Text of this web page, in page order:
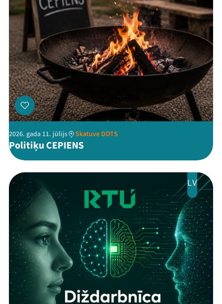
Mana programma
Programma
Arhīvs
Viņi bija LAMPĀ 2026
Jaunumi
Ziedo
Veikals
Kontakti
2026. gada 11. jūlijs Skatuve DOTS
Politiķu CEPIENS
LV